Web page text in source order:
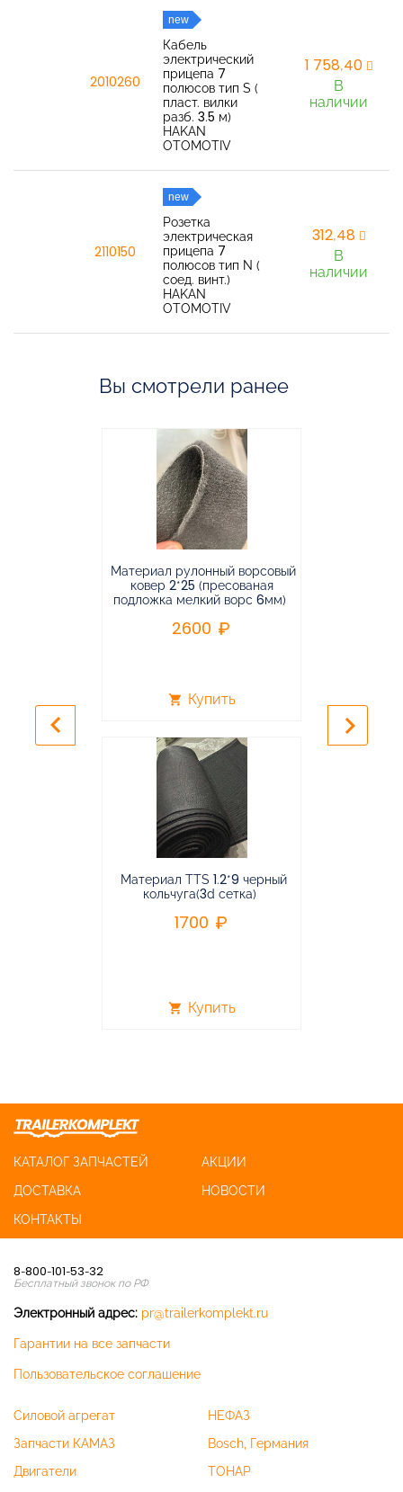
2010260
new
Кабель
электрический
прицепа 7
полюсов тип S (
пласт. вилки
разб. 3.5 м)
HAKAN
OTOMOTIV
1 758,40
В
наличии
2110150
new
Розетка
электрическая
прицепа 7
полюсов тип N (
соед. винт.)
HAKAN
OTOMOTIV
312,48
В
наличии
Вы смотрели ранее
Материал рулонный ворсовый
ковер 2*25 (пресованая
подложка мелкий ворс 6мм)
2600
shopping_cart Купить
Материал TTS 1.2*9 черный
кольчуга(3d сетка)
1700
shopping_cart Купить
keyboard_arrow_left keyboard_arrow_right
КАТАЛОГ ЗАПЧАСТЕЙ
АКЦИИ
ДОСТАВКА
НОВОСТИ
КОНТАКТЫ
8-800-101-53-32
Бесплатный звонок по РФ
Электронный адрес: pr@trailerkomplekt.ru
Гарантии на все запчасти
Пользовательское соглашение
Силовой агрегат
Запчасти КАМАЗ
Двигатели
НЕФАЗ
Bosch, Германия
ТОНАР